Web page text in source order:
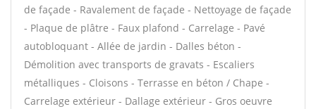
de façade - Ravalement de façade - Nettoyage de façade
- Plaque de plâtre - Faux plafond - Carrelage - Pavé
autobloquant - Allée de jardin - Dalles béton -
Démolition avec transports de gravats - Escaliers
métalliques - Cloisons - Terrasse en béton / Chape -
Carrelage extérieur - Dallage extérieur - Gros oeuvre